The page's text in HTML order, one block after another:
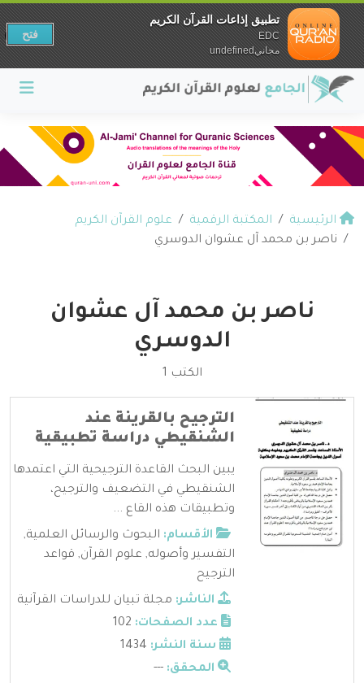
الرئيسية المكتبة الرقمية
علوم القرآن الكريم
ناصر بن محمد آل عشوان الدوسري
ناصر بن محمد آل عشوان
الدوسري
الكتب 1
الترجيح بالقرينة عند
الشنقيطي دراسة تطبيقية
يبين البحث القاعدة الترجيحية التي اعتمدها
الشنقيطي في التضعيف والترجيح،
وتطبيقات هذه القاع ...
الأقسام: البحوث والرسائل العلمية,
التفسير وأصوله, علوم القرآن, قواعد
الترجيح
الناشر: مجلة تبيان للدراسات القرآنية
عدد الصفحات:
سنة النشر:
المحقق: ---
تطبيق إذاعات القرآن الكريم
EDC
مجانيundefined
فتح